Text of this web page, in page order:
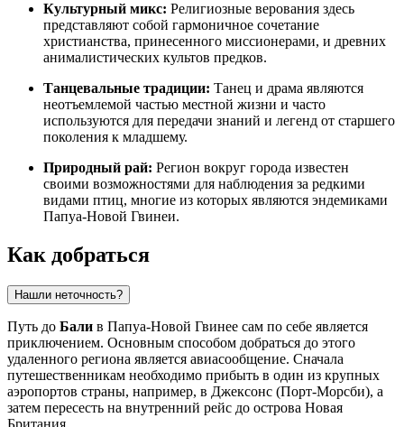
Культурный микс: Религиозные верования здесь
представляют собой гармоничное сочетание
христианства, принесенного миссионерами, и древних
анималистических культов предков.
Танцевальные традиции: Танец и драма являются
неотъемлемой частью местной жизни и часто
используются для передачи знаний и легенд от старшего
поколения к младшему.
Природный рай: Регион вокруг города известен
своими возможностями для наблюдения за редкими
видами птиц, многие из которых являются эндемиками
Папуа-Новой Гвинеи.
Как добраться
Нашли неточность?
Путь до Бали в Папуа-Новой Гвинее сам по себе является
приключением. Основным способом добраться до этого
удаленного региона является авиасообщение. Сначала
путешественникам необходимо прибыть в один из крупных
аэропортов страны, например, в Джексонс (Порт-Морсби), а
затем пересесть на внутренний рейс до острова Новая
Британия.